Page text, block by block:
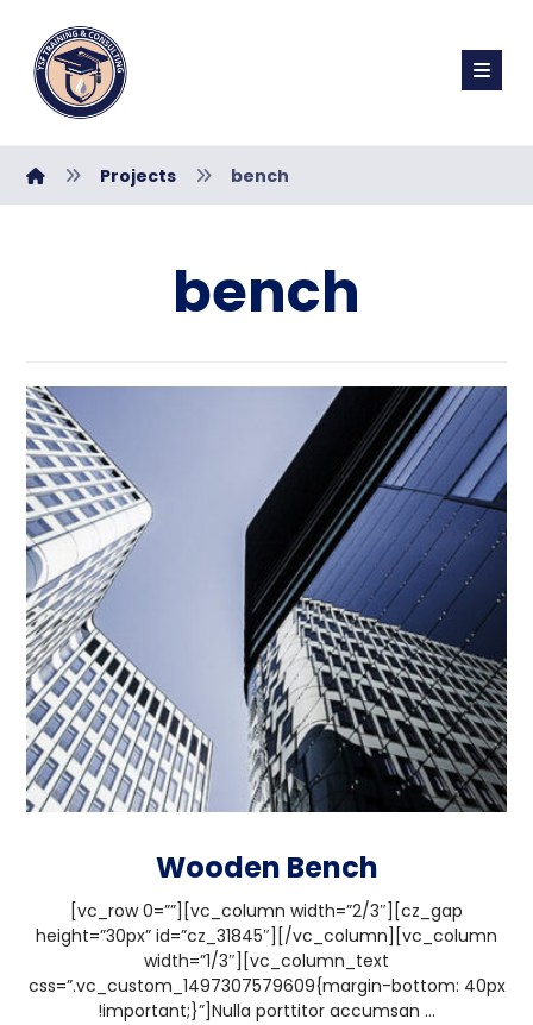
Projects bench
bench
Wooden Bench
[vc_row 0=””][vc_column width=”2/3″][cz_gap
height=”30px” id=”cz_31845″][/vc_column][vc_column
width=”1/3″][vc_column_text
css=”.vc_custom_1497307579609{margin-bottom: 40px
!important;}”]Nulla porttitor accumsan ...